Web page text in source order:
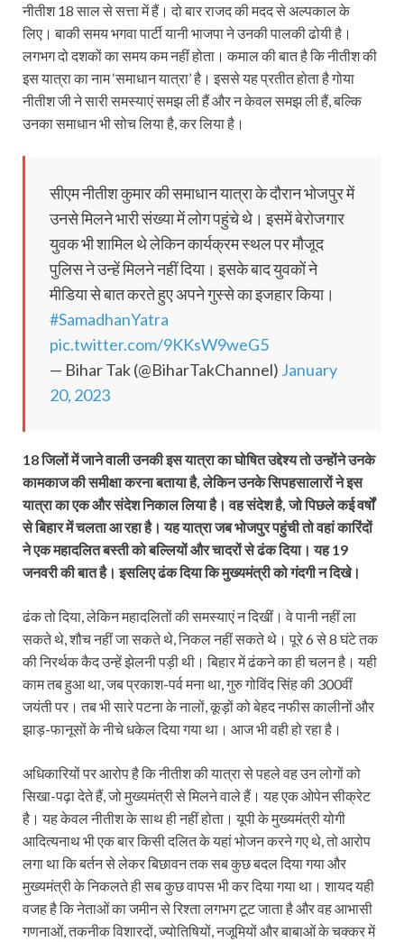
नीतीश 18 साल से सत्ता में हैं। दो बार राजद की मदद से अल्पकाल के
लिए। बाकी समय भगवा पार्टी यानी भाजपा ने उनकी पालकी ढोयी है।
लगभग दो दशकों का समय कम नहीं होता। कमाल की बात है कि नीतीश की
इस यात्रा का नाम ‘समाधान यात्रा’ है। इससे यह प्रतीत होता है गोया
नीतीश जी ने सारी समस्याएं समझ ली हैं और न केवल समझ ली हैं, बल्कि
उनका समाधान भी सोच लिया है, कर लिया है।
सीएम नीतीश कुमार की समाधान यात्रा के दौरान भोजपुर में
उनसे मिलने भारी संख्या में लोग पहुंचे थे। इसमें बेरोजगार
युवक भी शामिल थे लेकिन कार्यक्रम स्थल पर मौजूद
पुलिस ने उन्हें मिलने नहीं दिया। इसके बाद युवकों ने
मीडिया से बात करते हुए अपने गुस्से का इजहार किया।
#SamadhanYatra
pic.twitter.com/9KKsW9weG5
— Bihar Tak (@BiharTakChannel) January
20, 2023
18 जिलों में जाने वाली उनकी इस यात्रा का घोषित उद्देश्य तो उन्होंने उनके
कामकाज की समीक्षा करना बताया है, लेकिन उनके सिपहसालारों ने इस
यात्रा का एक और संदेश निकाल लिया है। वह संदेश है, जो पिछले कई वर्षों
से बिहार में चलता आ रहा है। यह यात्रा जब भोजपुर पहुंची तो वहां कारिंदों
ने एक महादलित बस्ती को बल्लियों और चादरों से ढंक दिया। यह 19
जनवरी की बात है। इसलिए ढंक दिया कि मुख्यमंत्री को गंदगी न दिखे।
ढंक तो दिया, लेकिन महादलितों की समस्याएं न दिखीं। वे पानी नहीं ला
सकते थे, शौच नहीं जा सकते थे, निकल नहीं सकते थे। पूरे 6 से 8 घंटे तक
की निरर्थक कैद उन्हें झेलनी पड़ी थी। बिहार में ढंकने का ही चलन है। यही
काम तब हुआ था, जब प्रकाश-पर्व मना था, गुरु गोविंद सिंह की 300वीं
जयंती पर। तब भी सारे पटना के नालों, कूड़ों को बेहद नफीस कालीनों और
झाड़-फानूसों के नीचे धकेल दिया गया था। आज भी वही हो रहा है।
अधिकारियों पर आरोप है कि नीतीश की यात्रा से पहले वह उन लोगों को
सिखा-पढ़ा देते हैं, जो मुख्यमंत्री से मिलने वाले हैं। यह एक ओपेन सीक्रेट
है। यह केवल नीतीश के साथ ही नहीं होता। यूपी के मुख्यमंत्री योगी
आदित्यनाथ भी एक बार किसी दलित के यहां भोजन करने गए थे, तो आरोप
लगा था कि बर्तन से लेकर बिछावन तक सब कुछ बदल दिया गया और
मुख्यमंत्री के निकलते ही सब कुछ वापस भी कर दिया गया था। शायद यही
वजह है कि नेताओं का जमीन से रिश्ता लगभग टूट जाता है और वह आभासी
गणनाओं, तकनीक विशारदों, ज्योतिषियों, नजूमियों और बाबाओं के चक्कर में